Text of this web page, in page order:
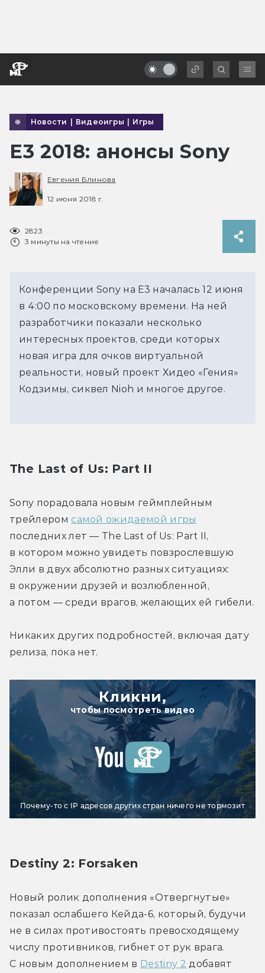
Новости | Видеоигры | Игры
E3 2018: анонсы Sony
Евгения Блинова
12 июня 2018 г.
2823
3 минуты на чтение
Конференции Sony на Е3 началась 12 июня
в 4:00 по московскому времени. На ней
разработчики показали несколько
интересных проектов, среди которых
новая игра для очков виртуальной
реальности, новый проект Хидео «Гения»
Кодзимы, сиквел Nioh и многое другое.
The Last of Us: Part II
Sony порадовала новым геймплейным
трейлером самой ожидаемой игры
последних лет — The Last of Us: Part II,
в котором можно увидеть повзрослевшую
Элли в двух абсолютно разных ситуациях:
в окружении друзей и возлюбленной,
а потом — среди врагов, желающих ей гибели.
Никаких других подробностей, включая дату
релиза, пока нет.
Кликни,
чтобы посмотреть видео
Почему-то с IP адресов других стран ничего не тормозит
Destiny 2: Forsaken
Новый ролик дополнения «Отвергнутые»
показал ослабшего Кейда-6, который, будучи
не в силах противостоять превосходящему
числу противников, гибнет от рук врага.
С новым дополнением в Destiny 2 добавят